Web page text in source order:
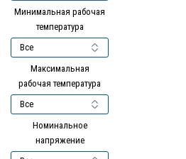
Минимальная рабочая
температура
Максимальная
рабочая температура
Номинальное
напряжение